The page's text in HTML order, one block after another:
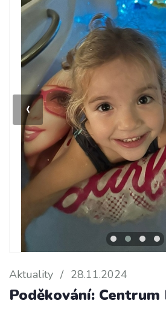
‹
Aktuality / 28.11.2024
Poděkování: Centrum